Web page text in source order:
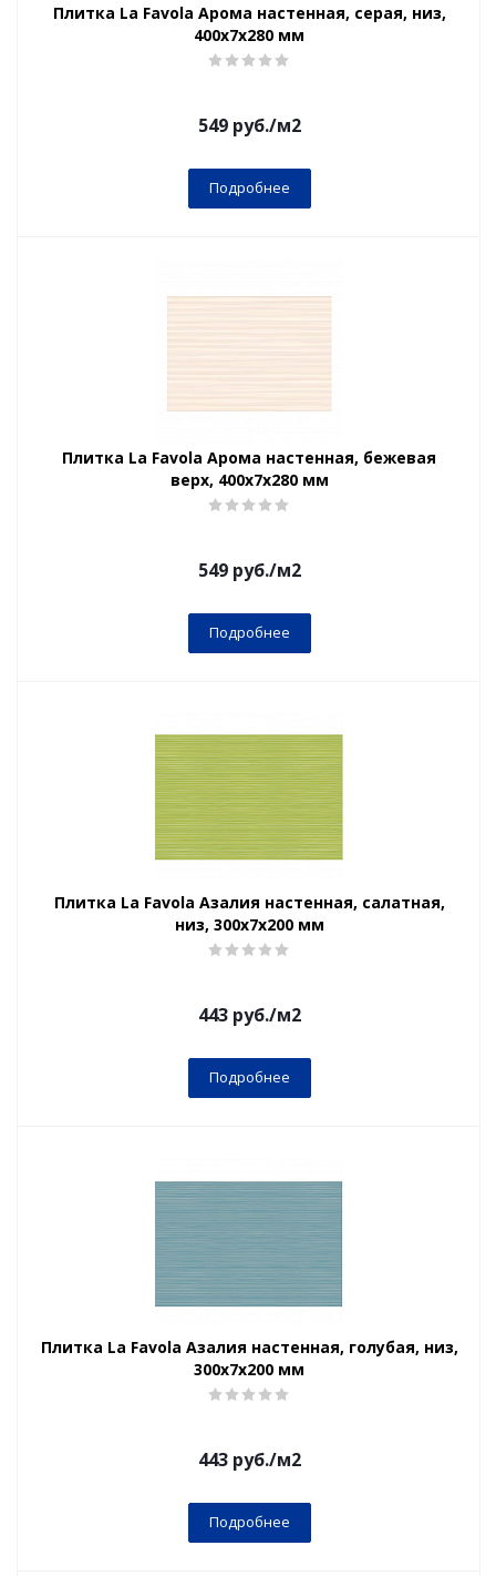
Плитка La Favola Арома настенная, серая, низ,
400x7х280 мм
549руб./м2
Подробнее
Плитка La Favola Арома настенная, бежевая
верх, 400x7х280 мм
549руб./м2
Подробнее
Плитка La Favola Азалия настенная, салатная,
низ, 300x7х200 мм
443руб./м2
Подробнее
Плитка La Favola Азалия настенная, голубая, низ,
300x7х200 мм
443руб./м2
Подробнее